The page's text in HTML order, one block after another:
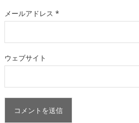
メールアドレス *
ウェブサイト